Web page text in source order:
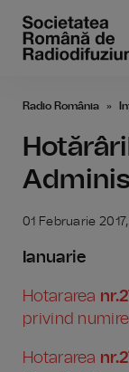
Radio România
01 Februarie
Ianuarie
Hotararea
privind
Hotararea